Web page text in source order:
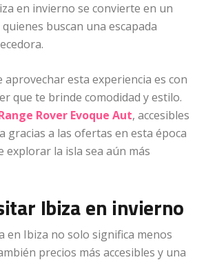
en invierno se convierte en un
buscan una escapada
aprovechar esta experiencia es con
que te brinde comodidad y estilo.
Rover Evoque Aut, accesibles
gracias a las ofertas en esta época
explorar la isla sea aún más
Ibiza en invierno
en Ibiza no solo significa menos
precios más accesibles y una